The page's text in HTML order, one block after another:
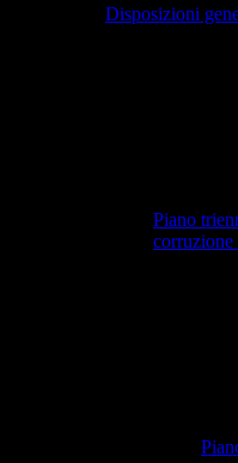
Disposizioni
Piano
corruzione